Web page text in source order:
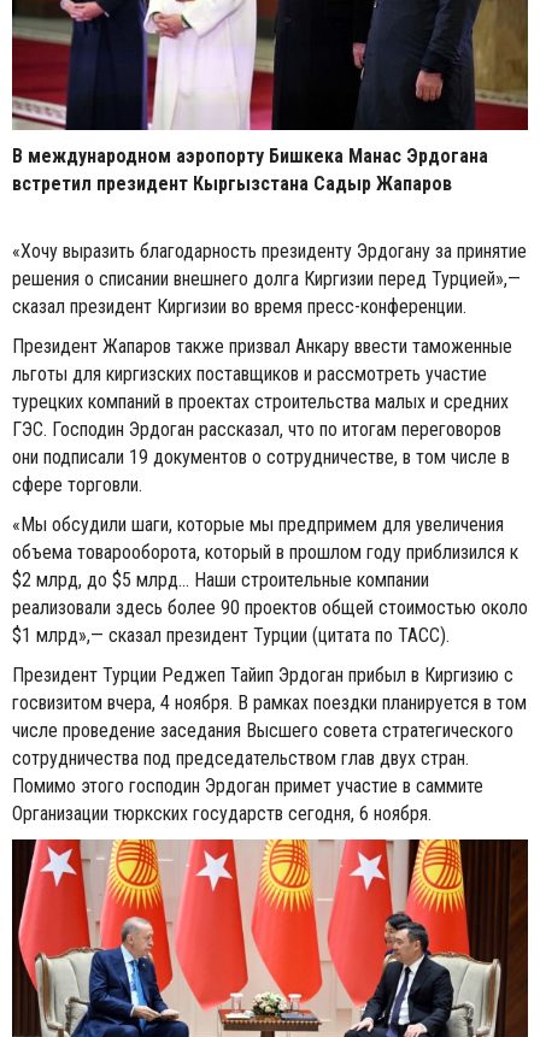
В международном аэропорту Бишкека Манас Эрдогана
встретил президент Кыргызстана Садыр Жапаров
«Хочу выразить благодарность президенту Эрдогану за принятие
решения о списании внешнего долга Киргизии перед Турцией»,—
сказал президент Киргизии во время пресс-конференции.
Президент Жапаров также призвал Анкару ввести таможенные
льготы для киргизских поставщиков и рассмотреть участие
турецких компаний в проектах строительства малых и средних
ГЭС. Господин Эрдоган рассказал, что по итогам переговоров
они подписали 19 документов о сотрудничестве, в том числе в
сфере торговли.
«Мы обсудили шаги, которые мы предпримем для увеличения
объема товарооборота, который в прошлом году приблизился к
$2 млрд, до $5 млрд... Наши строительные компании
реализовали здесь более 90 проектов общей стоимостью около
$1 млрд»,— сказал президент Турции (цитата по ТАСС).
Президент Турции Реджеп Тайип Эрдоган прибыл в Киргизию с
госвизитом вчера, 4 ноября. В рамках поездки планируется в том
числе проведение заседания Высшего совета стратегического
сотрудничества под председательством глав двух стран.
Помимо этого господин Эрдоган примет участие в саммите
Организации тюркских государств сегодня, 6 ноября.